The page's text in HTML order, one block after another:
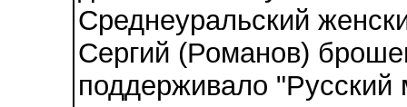
Среднеуральский
Сергий (Романов)
поддерживало "Русский